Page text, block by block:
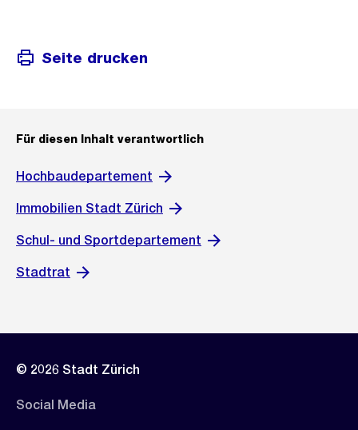
Seite drucken
Für diesen Inhalt verantwortlich
Hochbaudepartement
Immobilien Stadt Zürich
Schul- und Sportdepartement
Stadtrat
© 2026 Stadt Zürich
Social Media